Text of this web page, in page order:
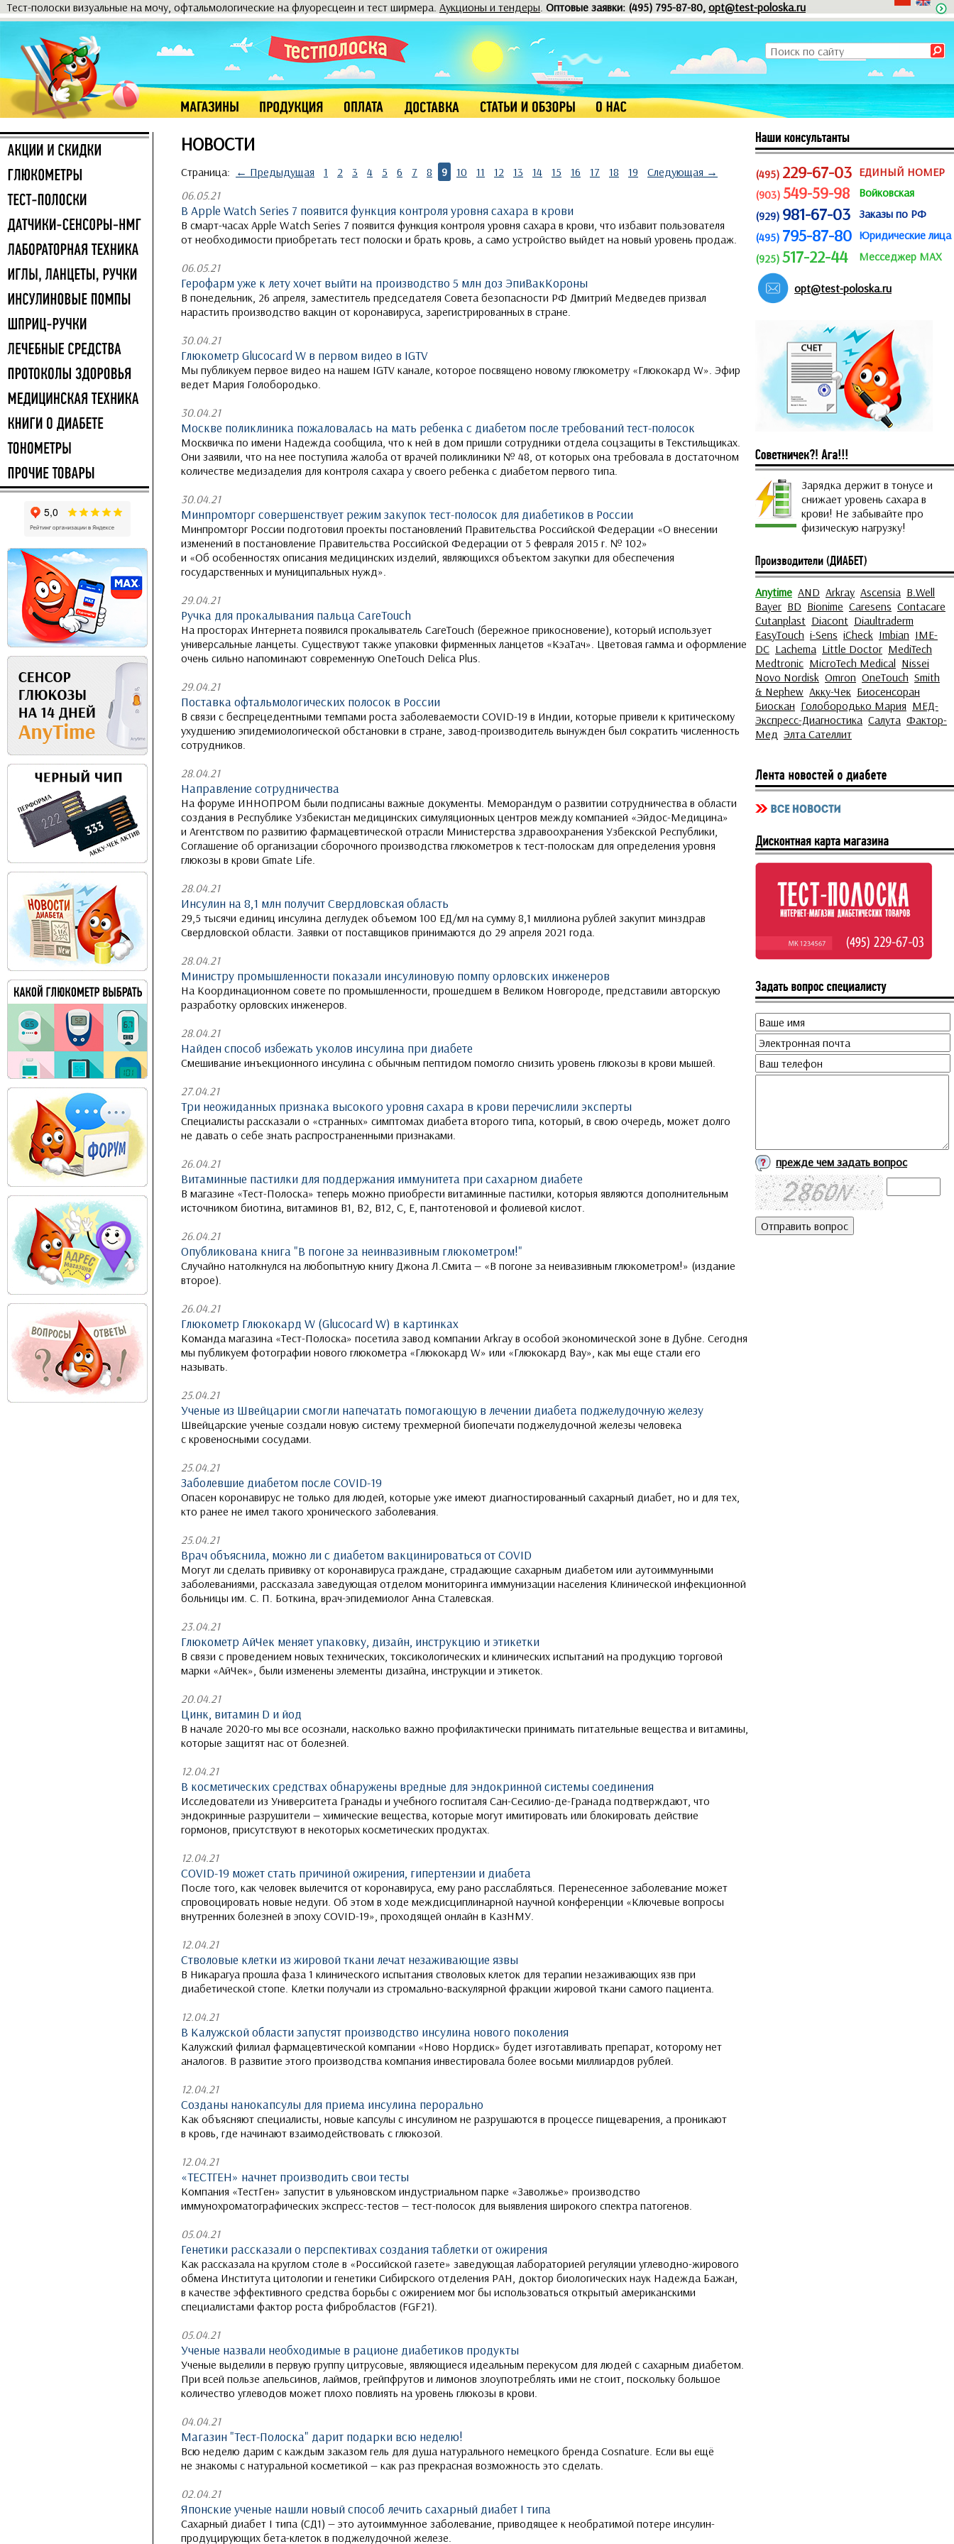
Тест-полоски визуальные на мочу, офтальмологические на флуоресцеин и тест ширмера. Аукционы и тендеры. Оптовые заявки: (495) 795-87-80, opt@test-poloska.ru
НОВОСТИ
Страница: ← Предыдущая 1 2 3 4 5 6 7 8 9 10 11 12 13 14 15 16 17 18 19
Следующая →
06.05.21
В Apple Watch Series 7 появится функция контроля уровня сахара в крови
В смарт-часах Apple Watch Series 7 появится функция контроля уровня сахара в крови, что избавит пользователя
от необходимости приобретать тест полоски и брать кровь, а само устройство выйдет на новый уровень продаж.
06.05.21
Герофарм уже к лету хочет выйти на производство 5 млн доз ЭпиВакКороны
В понедельник, 26 апреля, заместитель председателя Совета безопасности РФ Дмитрий Медведев призвал
нарастить производство вакцин от коронавируса, зарегистрированных в стране.
30.04.21
Глюкометр Glucocard W в первом видео в IGTV
Мы публикуем первое видео на нашем IGTV канале, которое посвящено новому глюкометру «Глюкокард W». Эфир
ведет Мария Голобородько.
30.04.21
Москве поликлиника пожаловалась на мать ребенка с диабетом после требований тест-полосок
Москвичка по имени Надежда сообщила, что к ней в дом пришли сотрудники отдела соцзащиты в Текстильщиках.
Они заявили, что на нее поступила жалоба от врачей поликлиники № 48, от которых она требовала в достаточном
количестве медизаделия для контроля сахара у своего ребенка с диабетом первого типа.
30.04.21
Минпромторг совершенствует режим закупок тест-полосок для диабетиков в России
Минпромторг России подготовил проекты постановлений Правительства Российской Федерации «О внесении
изменений в постановление Правительства Российской Федерации от 5 февраля 2015 г. № 102»
и «Об особенностях описания медицинских изделий, являющихся объектом закупки для обеспечения
государственных и муниципальных нужд».
29.04.21
Ручка для прокалывания пальца CareTouch
На просторах Интернета появился прокалыватель CareTouch (бережное прикосновение), который использует
универсальные ланцеты. Существуют также упаковки фирменных ланцетов «КэаТач». Цветовая гамма и оформление
очень сильно напоминают современную OneTouch Delica Plus.
29.04.21
Поставка офтальмологических полосок в России
В связи с беспрецедентными темпами роста заболеваемости COVID-19 в Индии, которые привели к критическому
ухудшению эпидемиологической обстановки в стране, завод-производитель вынужден был сократить численность
сотрудников.
28.04.21
Направление сотрудничества
На форуме ИННОПРОМ были подписаны важные документы. Меморандум о развитии сотрудничества в области
создания в Республике Узбекистан медицинских симуляционных центров между компанией «Эйдос-Медицина»
и Агентством по развитию фармацевтической отрасли Министерства здравоохранения Узбекской Республики,
Соглашение об организации сборочного производства глюкометров к тест-полоскам для определения уровня
глюкозы в крови Gmate Life.
28.04.21
Инсулин на 8,1 млн получит Свердловская область
29,5 тысячи единиц инсулина деглудек объемом 100 ЕД/мл на сумму 8,1 миллиона рублей закупит минздрав
Свердловской области. Заявки от поставщиков принимаются до 29 апреля 2021 года.
28.04.21
Министру промышленности показали инсулиновую помпу орловских инженеров
На Координационном совете по промышленности, прошедшем в Великом Новгороде, представили авторскую
разработку орловских инженеров.
28.04.21
Найден способ избежать уколов инсулина при диабете
Смешивание инъекционного инсулина с обычным пептидом помогло снизить уровень глюкозы в крови мышей.
27.04.21
Три неожиданных признака высокого уровня сахара в крови перечислили эксперты
Специалисты рассказали о «странных» симптомах диабета второго типа, который, в свою очередь, может долго
не давать о себе знать распространенными признаками.
26.04.21
Витаминные пастилки для поддержания иммунитета при сахарном диабете
В магазине «Тест-Полоска» теперь можно приобрести витаминные пастилки, которыя являются дополнительным
источником биотина, витаминов В1, В2, В12, С, Е, пантотеновой и фолиевой кислот.
26.04.21
Опубликована книга "В погоне за неинвазивным глюкометром!"
Случайно натолкнулся на любопытную книгу Джона Л.Смита — «В погоне за неивазивным глюкометром!» (издание
второе).
26.04.21
Глюкометр Глюкокард W (Glucocard W) в картинках
Команда магазина «Тест-Полоска» посетила завод компании Arkray в особой экономической зоне в Дубне. Сегодня
мы публикуем фотографии нового глюкометра «Глюкокард W» или «Глюкокард Вау», как мы еще стали его
называть.
25.04.21
Ученые из Швейцарии смогли напечатать помогающую в лечении диабета поджелудочную железу
Швейцарские ученые создали новую систему трехмерной биопечати поджелудочной железы человека
с кровеносными сосудами.
25.04.21
Заболевшие диабетом после COVID-19
Опасен коронавирус не только для людей, которые уже имеют диагностированный сахарный диабет, но и для тех,
кто ранее не имел такого хронического заболевания.
25.04.21
Врач объяснила, можно ли с диабетом вакцинироваться от COVID
Могут ли сделать прививку от коронавируса граждане, страдающие сахарным диабетом или аутоиммунными
заболеваниями, рассказала заведующая отделом мониторинга иммунизации населения Клинической инфекционной
больницы им. С. П. Боткина, врач-эпидемиолог Анна Сталевская.
23.04.21
Глюкометр АйЧек меняет упаковку, дизайн, инструкцию и этикетки
В связи с проведением новых технических, токсикологических и клинических испытаний на продукцию торговой
марки «АйЧек», были изменены элементы дизайна, инструкции и этикеток.
20.04.21
Цинк, витамин D и йод
В начале 2020-го мы все осознали, насколько важно профилактически принимать питательные вещества и витамины,
которые защитят нас от болезней.
12.04.21
В косметических средствах обнаружены вредные для эндокринной системы соединения
Исследователи из Университета Гранады и учебного госпиталя Сан-Сесилио-де-Гранада подтверждают, что
эндокринные разрушители — химические вещества, которые могут имитировать или блокировать действие
гормонов, присутствуют в некоторых косметических продуктах.
12.04.21
COVID-19 может стать причиной ожирения, гипертензии и диабета
После того, как человек вылечится от коронавируса, ему рано расслабляться. Перенесенное заболевание может
спровоцировать новые недуги. Об этом в ходе междисциплинарной научной конференции «Ключевые вопросы
внутренних болезней в эпоху COVID-19», проходящей онлайн в КазНМУ.
12.04.21
Стволовые клетки из жировой ткани лечат незаживающие язвы
В Никарагуа прошла фаза 1 клинического испытания стволовых клеток для терапии незаживающих язв при
диабетической стопе. Клетки получали из стромально-васкулярной фракции жировой ткани самого пациента.
12.04.21
В Калужской области запустят производство инсулина нового поколения
Калужский филиал фармацевтической компании «Ново Нордиск» будет изготавливать препарат, которому нет
аналогов. В развитие этого производства компания инвестировала более восьми миллиардов рублей.
12.04.21
Созданы нанокапсулы для приема инсулина перорально
Как объясняют специалисты, новые капсулы с инсулином не разрушаются в процессе пищеварения, а проникают
в кровь, где начинают взаимодействовать с глюкозой.
12.04.21
«ТЕСТГЕН» начнет производить свои тесты
Компания «ТестГен» запустит в ульяновском индустриальном парке «Заволжье» производство
иммунохроматографических экспресс-тестов — тест-полосок для выявления широкого спектра патогенов.
05.04.21
Генетики рассказали о перспективах создания таблетки от ожирения
Как рассказала на круглом столе в «Российской газете» заведующая лабораторией регуляции углеводно-жирового
обмена Института цитологии и генетики Сибирского отделения РАН, доктор биологических наук Надежда Бажан,
в качестве эффективного средства борьбы с ожирением мог бы использоваться открытый американскими
специалистами фактор роста фибробластов (FGF21).
05.04.21
Ученые назвали необходимые в рационе диабетиков продукты
Ученые выделили в первую группу цитрусовые, являющиеся идеальным перекусом для людей с сахарным диабетом.
При всей пользе апельсинов, лаймов, грейпфрутов и лимонов злоупотреблять ими не стоит, поскольку большое
количество углеводов может плохо повлиять на уровень глюкозы в крови.
04.04.21
Магазин "Тест-Полоска" дарит подарки всю неделю!
Всю неделю дарим с каждым заказом гель для душа натурального немецкого бренда Cosnature. Если вы ещё
не знакомы с натуральной косметикой — как раз прекрасная возможность это сделать.
02.04.21
Японские ученые нашли новый способ лечить сахарный диабет I типа
Сахарный диабет I типа (СД1) — это аутоиммунное заболевание, приводящее к необратимой потере инсулин-
продуцирующих бета-клеток в поджелудочной железе.
(495) 229-67-03 ЕДИНЫЙ НОМЕР
(903) 549-59-98
Войковская
(929) 981-67-03 Заказы по РФ
(495) 795-87-80 Юридические лица
(925) 517-22-44 Месседжер MAX
opt@test-poloska.ru
Зарядка держит в тонусе и
снижает уровень сахара в
крови! Не забывайте про
физическую нагрузку!
Anytime AND Arkray Ascensia B.Well
Bayer BD Bionime Caresens Contacare
Cutanplast Diacont Diaultraderm
EasyTouch i-Sens iCheck Imbian IME-
DC Lachema Little Doctor MediTech
Medtronic MicroTech Medical Nissei
Novo Nordisk Omron OneTouch Smith
& Nephew Акку-Чек Биосенсоран
Биоскан Голобородько Мария МЕД-
Экспресс-Диагностика Салута Фактор-
Мед Элта Сателлит
прежде чем задать вопрос